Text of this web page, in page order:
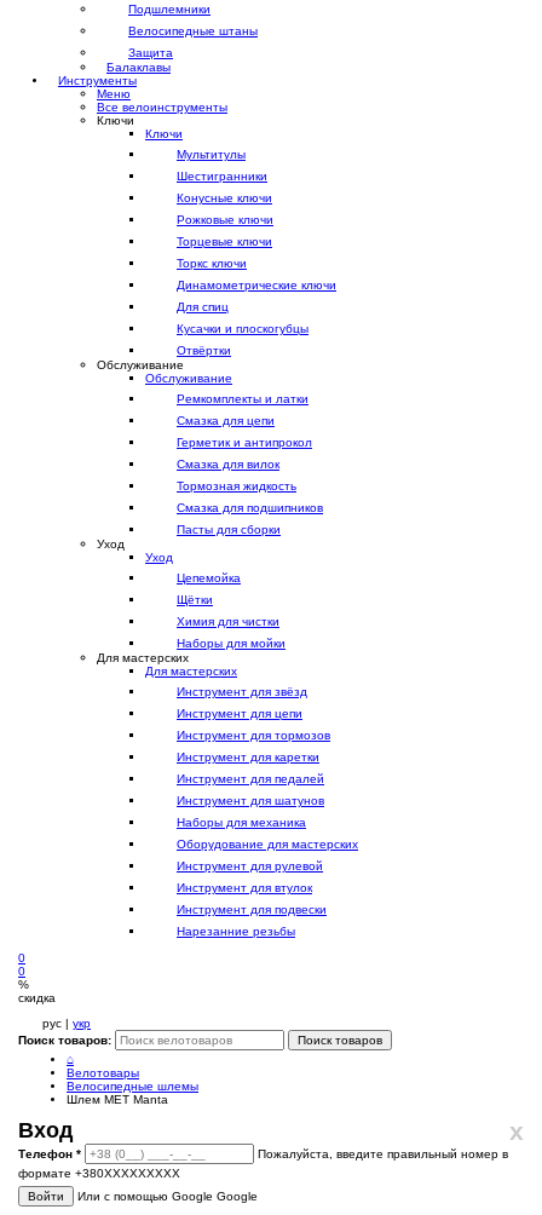
Подшлемники
Велосипедные штаны
Защита
Балаклавы
Инструменты
Меню
Все велоинструменты
Ключи
Ключи
Мультитулы
Шестигранники
Конусные ключи
Рожковые ключи
Торцевые ключи
Торкс ключи
Динамометрические ключи
Для спиц
Кусачки и плоскогубцы
Отвёртки
Обслуживание
Обслуживание
Ремкомплекты и латки
Смазка для цепи
Герметик и антипрокол
Смазка для вилок
Тормозная жидкость
Смазка для подшипников
Пасты для сборки
Уход
Уход
Цепемойка
Щётки
Химия для чистки
Наборы для мойки
Для мастерских
Для мастерских
Инструмент для звёзд
Инструмент для цепи
Инструмент для тормозов
Инструмент для каретки
Инструмент для педалей
Инструмент для шатунов
Наборы для механика
Оборудование для мастерских
Инструмент для рулевой
Инструмент для втулок
Инструмент для подвески
Нарезанние резьбы
0
0
%
скидка
рус | укр
Поиск товаров:
Поиск товаров
⌂
Велотовары
Велосипедные шлемы
Шлем MET Manta
x
Вход
Телефон *
Пожалуйста, введите правильный номер в
формате +380XXXXXXXXX
Войти
Или с помощью Google Google